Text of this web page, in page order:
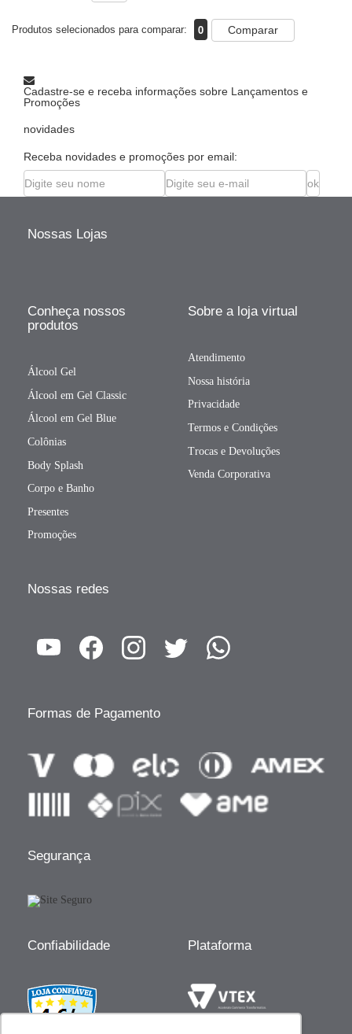
Produtos selecionados para comparar: 0 Comparar
Cadastre-se e receba informações sobre Lançamentos e
Promoções
novidades
Receba novidades e promoções por email:
Nossas Lojas
Conheça nossos
produtos
Álcool Gel
Álcool em Gel Classic
Álcool em Gel Blue
Colônias
Body Splash
Corpo e Banho
Presentes
Promoções
Sobre a loja virtual
Atendimento
Nossa história
Privacidade
Termos e Condições
Trocas e Devoluções
Venda Corporativa
Nossas redes
Formas de Pagamento
Segurança
Confiabilidade Plataforma